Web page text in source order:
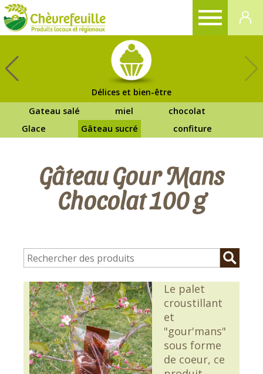
Délices et bien-être
Gateau salé
miel
chocolat
Glace
Gâteau sucré confiture
Gâteau Gour Mans
Chocolat 100 g
Le palet
croustillant
et
"gour'mans"
sous forme
de coeur, ce